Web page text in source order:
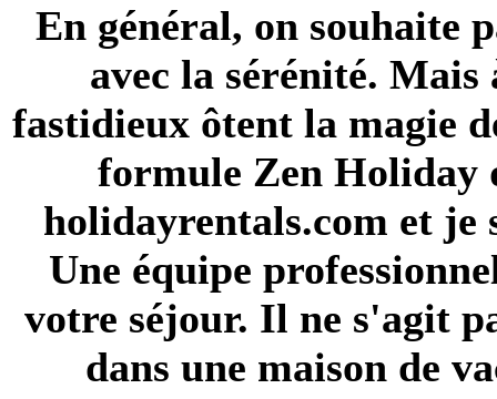
En général, on souhaite
avec la sérénité.
fastidieux ôtent la magie
formule Zen Holiday
holidayrentals.com et je
Une équipe
votre séjour. Il ne s'agit
dans une maison de